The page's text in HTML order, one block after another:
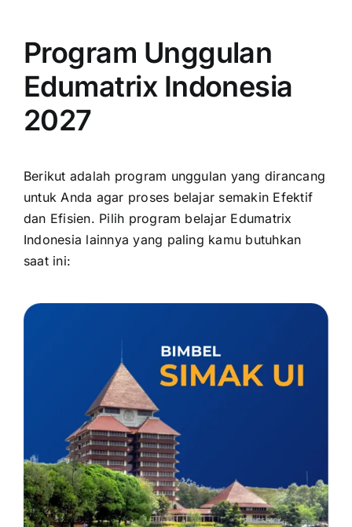
Program Unggulan
Edumatrix Indonesia
2027
Berikut adalah program unggulan yang dirancang
untuk Anda agar proses belajar semakin Efektif
dan Efisien. Pilih program belajar Edumatrix
Indonesia lainnya yang paling kamu butuhkan
saat ini: